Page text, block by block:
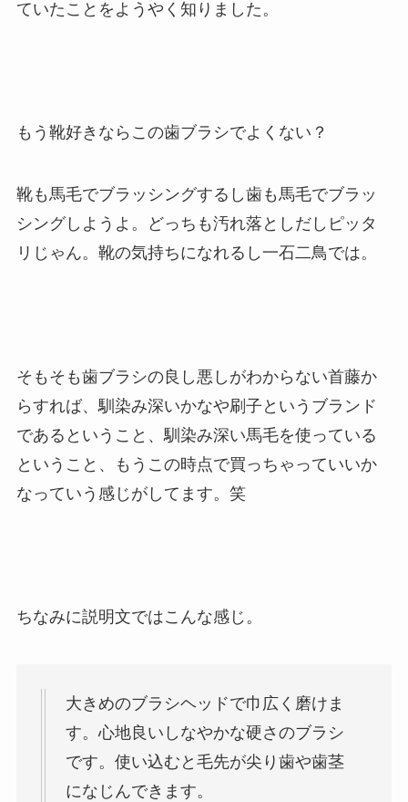
ていたことをようやく知りました。
もう靴好きならこの歯ブラシでよくない？
靴も馬毛でブラッシングするし歯も馬毛でブラッ
シングしようよ。どっちも汚れ落としだしピッタ
リじゃん。靴の気持ちになれるし一石二鳥では。
そもそも歯ブラシの良し悪しがわからない首藤か
らすれば、馴染み深いかなや刷子というブランド
であるということ、馴染み深い馬毛を使っている
ということ、もうこの時点で買っちゃっていいか
なっていう感じがしてます。笑
ちなみに説明文ではこんな感じ。
大きめのブラシヘッドで巾広く磨けま
す。心地良いしなやかな硬さのブラシ
です。使い込むと毛先が尖り歯や歯茎
になじんできます。